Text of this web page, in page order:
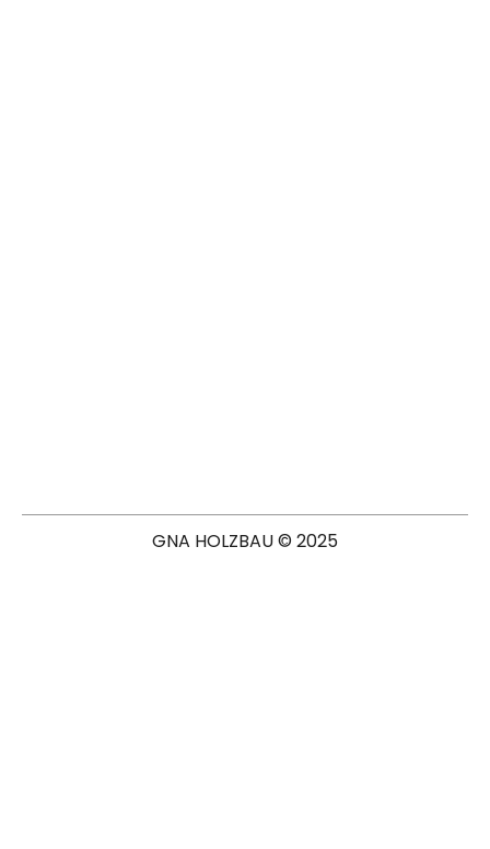
GNA HOLZBAU © 2025